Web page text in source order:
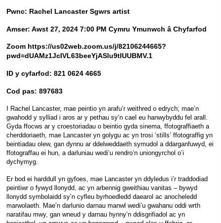
Pwnc: Rachel Lancaster Sgwrs artist
Amser: Awst 27, 2024 7:00 PM Cymru Ymunwch â Chyfarfod
Zoom https://us02web.zoom.us/j/82106244665?
pwd=dUAMz1JcIVL63beeYjASlu9tIUUBMV.1
ID y cyfarfod: 821 0624 4665
Cod pas: 897683
I Rachel Lancaster, mae peintio yn arafu’r weithred o edrych; mae’n
gwahodd y sylliad i aros ar y pethau sy’n cael eu hanwybyddu fel arall.
Gyda ffocws ar y croestoriadau o beintio gyda sinema, ffotograffiaeth a
cherddoriaeth, mae Lancaster yn golygu ac yn trosi ‘stills’ ffotograffig yn
beintiadau olew, gan dynnu ar ddelweddaeth symudol a ddarganfuwyd, ei
ffotograffau ei hun, a darluniau wedi’u rendro’n uniongyrchol o’i
dychymyg.
Er bod ei harddull yn gyfoes, mae Lancaster yn ddyledus i’r traddodiad
peintiwr o fywyd llonydd, ac yn arbennig gweithiau vanitas – bywyd
llonydd symbolaidd sy’n cyfleu byrhoedledd daearol ac anocheledd
marwolaeth. Mae’n darlunio darnau manwl wedi’u gwahanu oddi wrth
naratifau mwy, gan wneud y darnau hynny’n ddisgrifiadol ac yn